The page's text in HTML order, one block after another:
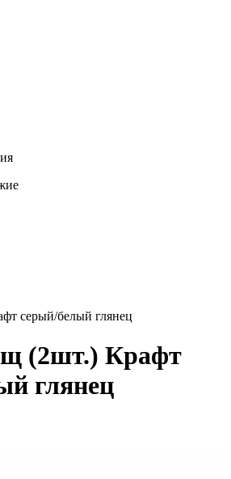
серый/белый глянец
(2шт.) Крафт
глянец